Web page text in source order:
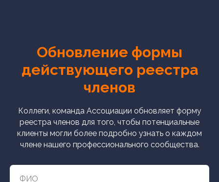
Обновление формы
действующего реестра
членов
Коллеги, команда Ассоциации обновляет форму
реестра членов для того, чтобы потенциальные
клиенты могли более подробно узнать о каждом
члене нашего профессионального сообщества.